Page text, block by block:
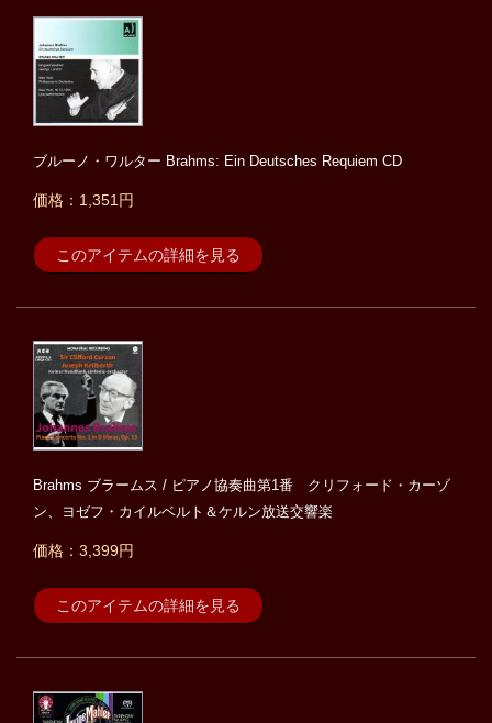
ブルーノ・ワルター Brahms: Ein Deutsches Requiem CD
価格：1,351円
このアイテムの詳細を見る
Brahms ブラームス / ピアノ協奏曲第1番 クリフォード・カーゾ
ン、ヨゼフ・カイルベルト＆ケルン放送交響楽
価格：3,399円
このアイテムの詳細を見る